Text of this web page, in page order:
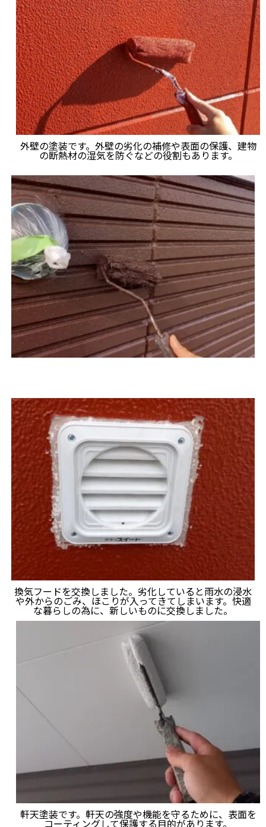
外壁の塗装です。外壁の劣化の補修や表面の保護、建物
の断熱材の湿気を防ぐなどの役割もあります。
換気フードを交換しました。劣化していると雨水の浸水
や外からのごみ、ほこりが入ってきてしまいます。快適
な暮らしの為に、新しいものに交換しました。
軒天塗装です。軒天の強度や機能を守るために、表面を
コーティングして保護する目的があります。